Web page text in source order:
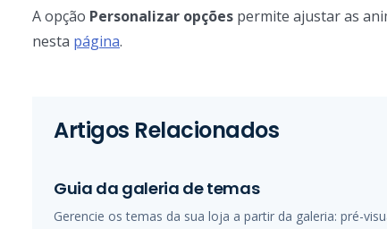
A opção Personalizar opções permite ajustar as
nesta página.
Artigos Relacionados
Guia da galeria de temas
Gerencie os temas da sua loja a partir da galeria: pré-